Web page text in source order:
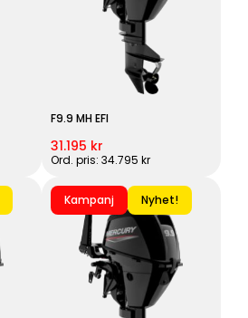
F9.9 MH EFI
31.195 kr
Ord. pris: 34.795 kr
Kampanj Nyhet!